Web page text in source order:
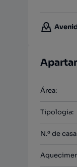
Área:
Tipologia:
N.º de